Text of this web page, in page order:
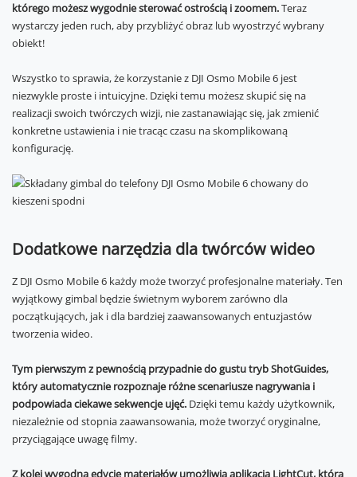
którego możesz wygodnie sterować ostrością i zoomem.Teraz
wystarczy jeden ruch, aby przybliżyć obraz lub wyostrzyć wybrany
obiekt!
Wszystko to sprawia, że korzystanie z DJI Osmo Mobile 6 jest
niezwykle proste i intuicyjne. Dzięki temu możesz skupić się na
realizacji swoich twórczych wizji, nie zastanawiając się, jak zmienić
konkretne ustawienia i nie tracąc czasu na skomplikowaną
konfigurację.
Dodatkowe narzędzia dla twórców wideo
Z DJI Osmo Mobile 6 każdy może tworzyć profesjonalne materiały. Ten
wyjątkowy gimbal będzie świetnym wyborem zarówno dla
początkujących, jak i dla bardziej zaawansowanych entuzjastów
tworzenia wideo.
Tym pierwszym z pewnością przypadnie do gustu tryb ShotGuides,
który automatycznie rozpoznaje różne scenariusze nagrywania i
podpowiada ciekawe sekwencje ujęć. Dzięki temu każdy użytkownik,
niezależnie od stopnia zaawansowania, może tworzyć oryginalne,
przyciągające uwagę filmy.
Z kolei wygodną edycję materiałów umożliwia aplikacja LightCut, która